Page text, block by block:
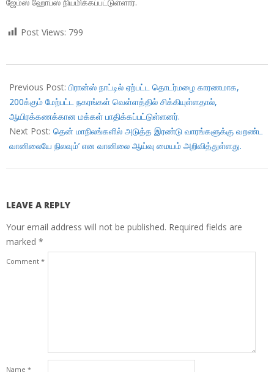
Post Views: 799
01-
30
Previous Post: பிரான்ஸ் நாட்டில் ஏற்பட்ட தொடர்மழை காரணமாக,
200க்கும் மேற்பட்ட நகரங்கள் வெள்ளத்தில் சிக்கியுள்ளதால்,
ஆயிரக்கணக்கான மக்கள் பாதிக்கப்பட்டுள்ளனர்.
Next Post: தென் மாநிலங்களில் அடுத்த இரண்டு வாரங்களுக்கு வறண்ட
வானிலையே நிலவும்’ என வானிலை ஆய்வு மையம் அறிவித்துள்ளது.
LEAVE A REPLY
Your email address will not be published. Required fields are
marked *
Comment *
Name *